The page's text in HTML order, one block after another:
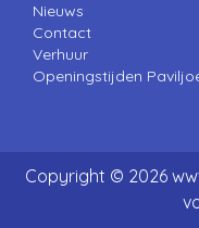
Nieuws
Contact
Verhuur
Openingstijden
Copyright © 2026